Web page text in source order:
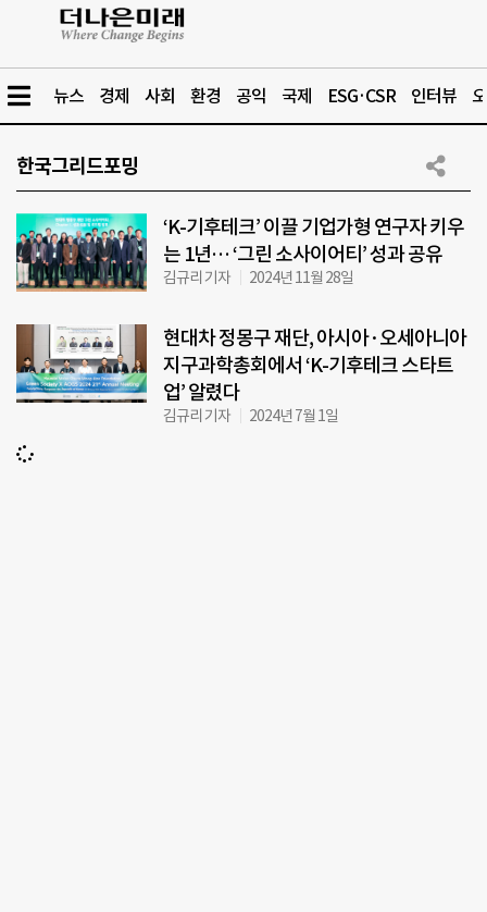
뉴스 경제 사회 환경 공익 국제 ESG·CSR 인터뷰
한국그리드포밍
‘K-기후테크’ 이끌 기업가형 연구자 키우
는 1년… ‘그린 소사이어티’ 성과 공유
김규리 기자 2024년 11월 28일
현대차 정몽구 재단, 아시아·오세아니아
지구과학총회에서 ‘K-기후테크 스타트
업’ 알렸다
김규리 기자 2024년 7월 1일